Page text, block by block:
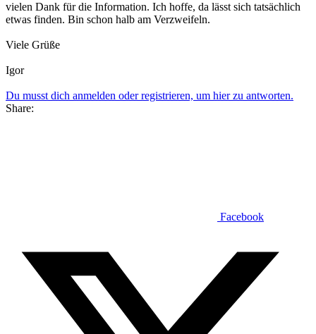
vielen Dank für die Information. Ich hoffe, da lässt sich tatsächlich
etwas finden. Bin schon halb am Verzweifeln.
Viele Grüße
Igor
Du musst dich anmelden oder registrieren, um hier zu antworten.
Share:
Facebook